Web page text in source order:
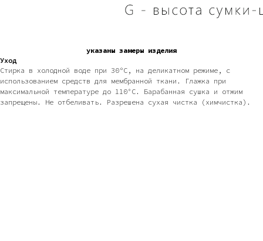
указаны замеры изделия
Уход
Стирка в холодной воде при 30ºC, на деликатном режиме, с
использованием средств для мембранной ткани. Глажка при
максимальной температуре до 110°С. Барабанная сушка и отжим
запрещены. Не отбеливать. Разрешена сухая чистка (химчистка).